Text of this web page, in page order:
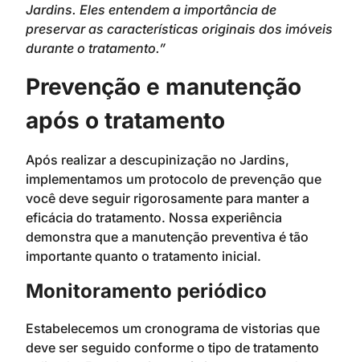
Jardins. Eles entendem a importância de
preservar as características originais dos imóveis
durante o tratamento.”
Prevenção e manutenção
após o tratamento
Após realizar a descupinização no Jardins,
implementamos um protocolo de prevenção que
você deve seguir rigorosamente para manter a
eficácia do tratamento. Nossa experiência
demonstra que a manutenção preventiva é tão
importante quanto o tratamento inicial.
Monitoramento periódico
Estabelecemos um cronograma de vistorias que
deve ser seguido conforme o tipo de tratamento